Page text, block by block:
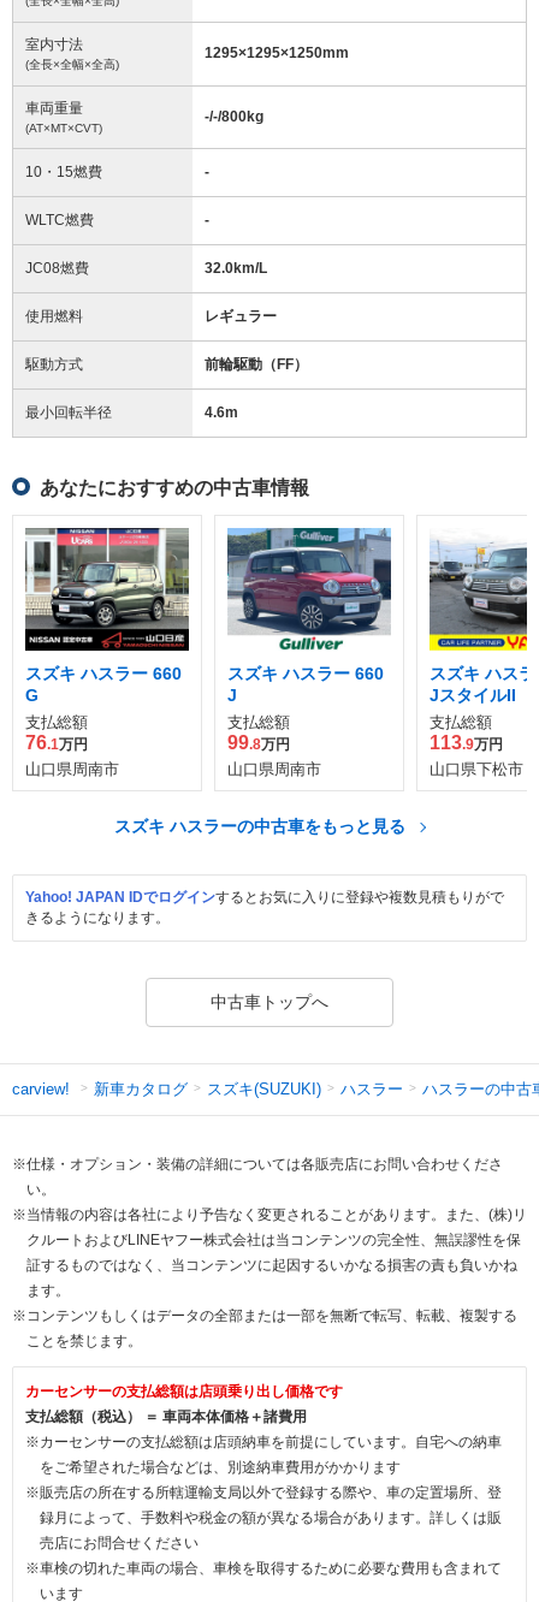
室内寸法
(全長×全幅×全高)
1295×1295×1250mm
車両重量
(AT×MT×CVT)
-/-/800kg
10・15燃費 -
WLTC燃費 -
JC08燃費 32.0km/L
使用燃料 レギュラー
駆動方式 前輪駆動（FF）
最小回転半径 4.6m
あなたにおすすめの中古車情報
スズキ ハスラー 660
G
支払総額
76.1万円
山口県周南市
スズキ ハスラー 660
J
支払総額
99.8万円
山口県周南市
スズキ ハス
JスタイルII
支払総額
113.9万円
山口県下松市
スズキ ハスラーの中古車をもっと見る
Yahoo! JAPAN IDでログインするとお気に入りに登録や複数見積もりがで
きるようになります。
中古車トップへ
carview! 新車カタログ スズキ(SUZUKI) ハスラー ハスラーの中古
※仕様・オプション・装備の詳細については各販売店にお問い合わせくださ
い。
※当情報の内容は各社により予告なく変更されることがあります。また、(株)リ
クルートおよびLINEヤフー株式会社は当コンテンツの完全性、無誤謬性を保
証するものではなく、当コンテンツに起因するいかなる損害の責も負いかね
ます。
※コンテンツもしくはデータの全部または一部を無断で転写、転載、複製する
ことを禁じます。
カーセンサーの支払総額は店頭乗り出し価格です
支払総額（税込） ＝ 車両本体価格＋諸費用
※カーセンサーの支払総額は店頭納車を前提にしています。自宅への納車
をご希望された場合などは、別途納車費用がかかります
※販売店の所在する所轄運輸支局以外で登録する際や、車の定置場所、登
録月によって、手数料や税金の額が異なる場合があります。詳しくは販
売店にお問合せください
※車検の切れた車両の場合、車検を取得するために必要な費用も含まれて
います